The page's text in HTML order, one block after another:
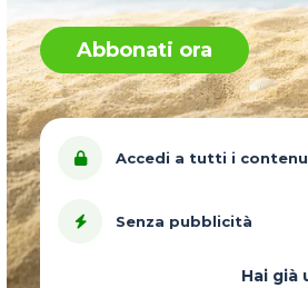
Abbonati ora
Accedi a tutti i
Senza pubblicità
Hai già